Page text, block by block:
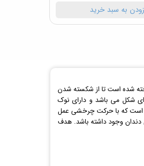
به سبد خرید
شده است تا از شکسته شدن
ای شکل می باشد و دارای نوک
است که با حرکت چرخشی عمل
وجود داشته باشد. هدف